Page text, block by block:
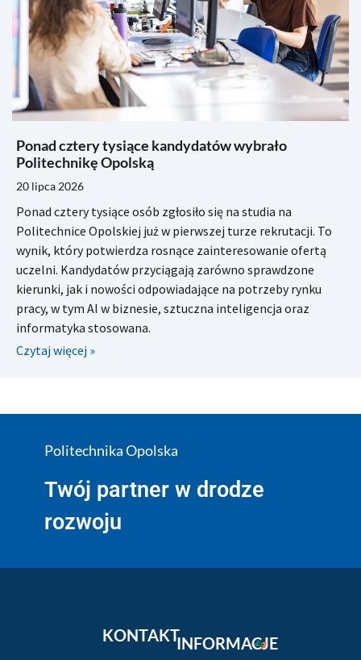
Ponad cztery tysiące kandydatów wybrało
Politechnikę Opolską
20 lipca 2026
Ponad cztery tysiące osób zgłosiło się na studia na
Politechnice Opolskiej już w pierwszej turze rekrutacji. To
wynik, który potwierdza rosnące zainteresowanie ofertą
uczelni. Kandydatów przyciągają zarówno sprawdzone
kierunki, jak i nowości odpowiadające na potrzeby rynku
pracy, w tym AI w biznesie, sztuczna inteligencja oraz
informatyka stosowana.
Czytaj więcej »
Politechnika Opolska
Twój partner w drodze
rozwoju
KONTAKTINFORMACJE